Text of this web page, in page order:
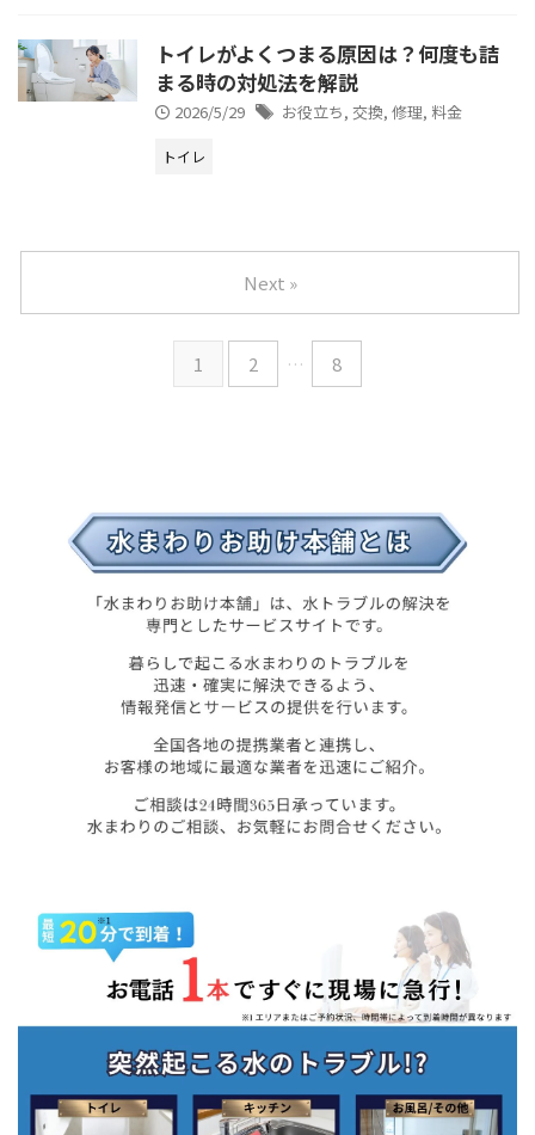
トイレがよくつまる原因は？何度も詰
まる時の対処法を解説
2026/5/29 お役立ち, 交換, 修理, 料金
トイレ
1 2 … 8
Next »